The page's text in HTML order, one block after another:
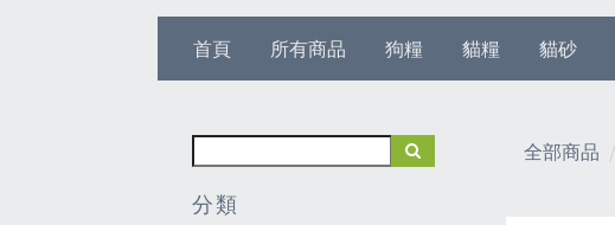
首頁 所有商品 狗糧 貓糧 貓砂
分類
全部商品